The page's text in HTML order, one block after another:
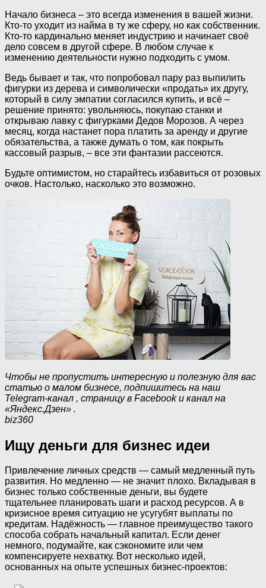
Начало бизнеса – это всегда изменения в вашей жизни.
Кто-то уходит из найма в ту же сферу, но как собственник.
Кто-то кардинально меняет индустрию и начинает своё
дело совсем в другой сфере. В любом случае к
изменению деятельности нужно подходить с умом.
Ведь бывает и так, что попробовал пару раз выпилить
фигурки из дерева и символически «продать» их другу,
который в силу эмпатии согласился купить, и всё –
решение принято: увольняюсь, покупаю станки и
открываю лавку с фигурками Дедов Морозов. А через
месяц, когда настанет пора платить за аренду и другие
обязательства, а также думать о том, как покрыть
кассовый разрыв, – все эти фантазии рассеются.
Будьте оптимистом, но старайтесь избавиться от розовых
очков. Настолько, насколько это возможно.
Чтобы не пропустить интересную и полезную для вас
статью о малом бизнесе, подпишитесь на наш
Telegram-канал , страницу в Facebook и канал на
«Яндекс.Дзен» .
biz360
Ищу деньги для бизнес идеи
Привлечение личных средств — самый медленный путь
развития. Но медленно — не значит плохо. Вкладывая в
бизнес только собственные деньги, вы будете
тщательнее планировать шаги и расход ресурсов. А в
кризисное время ситуацию не усугубят выплаты по
кредитам. Надёжность — главное преимущество такого
способа собрать начальный капитал. Если денег
немного, подумайте, как сэкономите или чем
компенсируете нехватку. Вот несколько идей,
основанных на опыте успешных бизнес-проектов: